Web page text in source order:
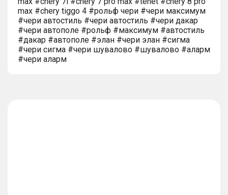
max #chery tiggo 4 #рольф чери #чери максимум
#чери автостиль #чери автостиль #чери дакар
#чери автополе #рольф #максимум #автостиль
#дакар #автополе #элан #чери элан #сигма
#чери сигма #чери шувалово #шувалово #аларм
#чери аларм